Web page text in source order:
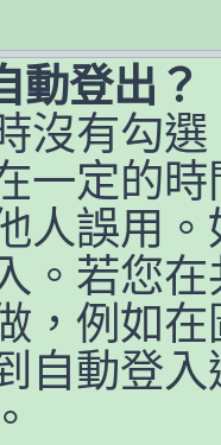
動登出？
沒有勾選
一定的
人誤用
。若您
，例如
自動登